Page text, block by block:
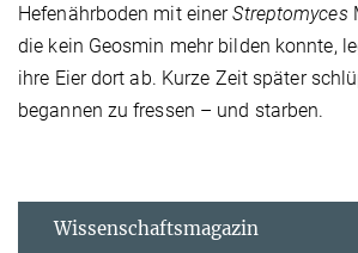
Hefenährboden mit einerStreptomyces
die kein Geosmin mehr bilden konnte,
ihre Eier dort ab. Kurze Zeit später
begannen zu fressen – und starben.
Wissenschaftsmagazin